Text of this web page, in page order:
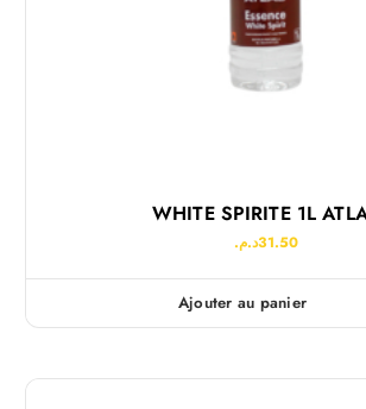
WHITE SPIRITE 1L
31.50د.م.
Ajouter au panier